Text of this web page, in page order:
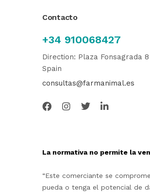
Contacto
+34 910068427
Direction: Plaza Fonsagrada
Spain
consultas@farmanimal.es
La normativa no permite la
“Este comerciante se
pueda o tenga el potencial de